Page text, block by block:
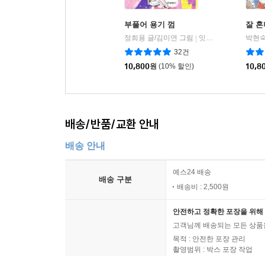
부풀어 용기 껌
정희용 글/김미연 그림
잇츠북어린이
32건
10,800원 (10% 할인)
잘
박현
배송/반품/교환 안내
배송 안내
배송 구분
예스24 배송
배송비 : 2,500원
안전하고 정확한 포장을 위
고객님께 배송되는 모든 상
목적 : 안전한 포장 관리
촬영범위 : 박스 포장 작업